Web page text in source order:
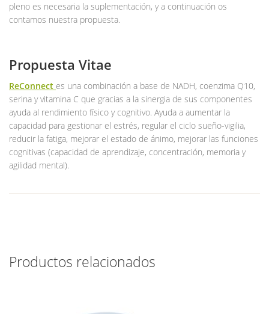
pleno es necesaria la suplementación, y a continuación os
contamos nuestra propuesta.
Propuesta Vitae
ReConnect es una combinación a base de NADH, coenzima Q10,
serina y vitamina C que gracias a la sinergia de sus componentes
ayuda al rendimiento físico y cognitivo. Ayuda a aumentar la
capacidad para gestionar el estrés, regular el ciclo sueño-vigilia,
reducir la fatiga, mejorar el estado de ánimo, mejorar las funciones
cognitivas (capacidad de aprendizaje, concentración, memoria y
agilidad mental).
Productos relacionados